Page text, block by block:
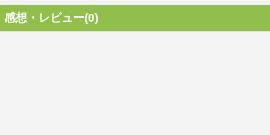
感想・レビュー(0)